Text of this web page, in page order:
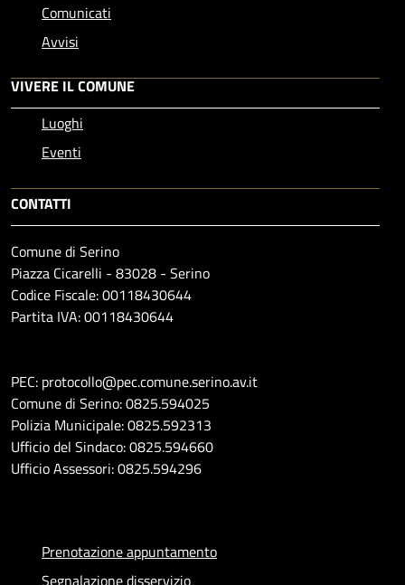
Comunicati
Avvisi
VIVERE IL COMUNE
Luoghi
Eventi
CONTATTI
Comune di Serino
Piazza Cicarelli - 83028 - Serino
Codice Fiscale: 00118430644
Partita IVA: 00118430644
PEC: protocollo@pec.comune.serino.av.it
Comune di Serino: 0825.594025
Polizia Municipale: 0825.592313
Ufficio del Sindaco: 0825.594660
Ufficio Assessori: 0825.594296
Prenotazione appuntamento
Segnalazione disservizio